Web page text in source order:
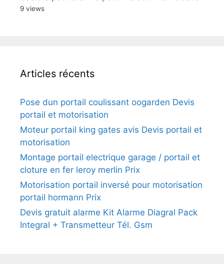
9 views
Articles récents
Pose dun portail coulissant oogarden Devis
portail et motorisation
Moteur portail king gates avis Devis portail et
motorisation
Montage portail electrique garage / portail et
cloture en fer leroy merlin Prix
Motorisation portail inversé pour motorisation
portail hormann Prix
Devis gratuit alarme Kit Alarme Diagral Pack
Integral + Transmetteur Tél. Gsm